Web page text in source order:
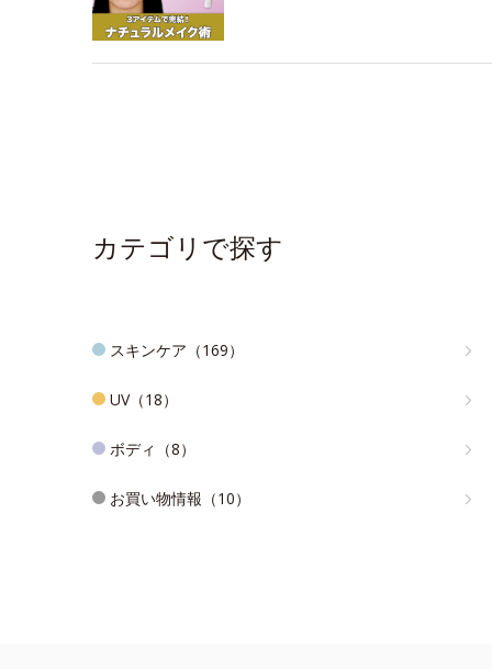
カテゴリで探す
スキンケア（169）
UV（18）
ボディ（8）
お買い物情報（10）